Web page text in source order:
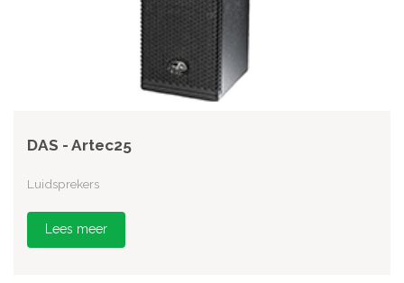
DAS - Artec25
Luidsprekers
Lees meer